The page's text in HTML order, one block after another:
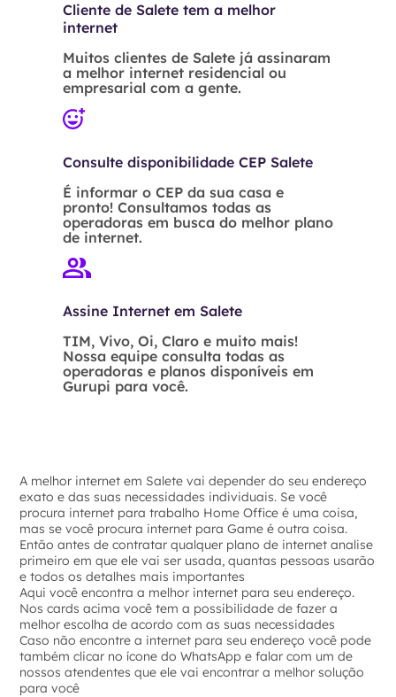
Cliente de Salete tem a melhor
internet
Muitos clientes de Salete já assinaram
a melhor internet residencial ou
empresarial com a gente.
Consulte disponibilidade CEP Salete
É informar o CEP da sua casa e
pronto! Consultamos todas as
operadoras em busca do melhor plano
de internet.
Assine Internet em Salete
TIM, Vivo, Oi, Claro e muito mais!
Nossa equipe consulta todas as
operadoras e planos disponíveis em
Gurupi para você.
A melhor internet em Salete vai depender do seu endereço
exato e das suas necessidades individuais. Se você
procura internet para trabalho Home Office é uma coisa,
mas se você procura internet para Game é outra coisa.
Então antes de contratar qualquer plano de internet analise
primeiro em que ele vai ser usada, quantas pessoas usarão
e todos os detalhes mais importantes
Aqui você encontra a melhor internet para seu endereço.
Nos cards acima você tem a possibilidade de fazer a
melhor escolha de acordo com as suas necessidades
Caso não encontre a internet para seu endereço você pode
também clicar no ícone do WhatsApp e falar com um de
nossos atendentes que ele vai encontrar a melhor solução
para você